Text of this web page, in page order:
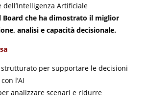
dell’Intelligenza Artificiale
Board che ha dimostrato il miglior
analisi e capacità decisionale.
strutturato per supportare le decisioni
l’AI
analizzare scenari e ridurre